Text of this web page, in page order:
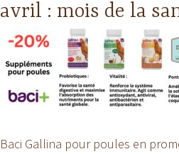
avril : mois de la
Baci Gallina pour poules en